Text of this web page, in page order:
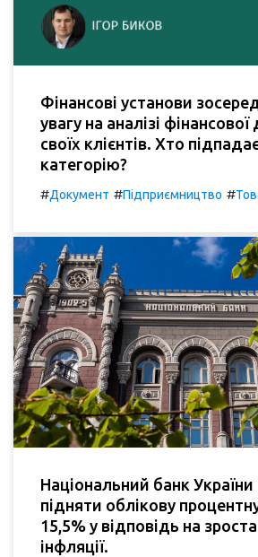
Фінансові установи
увагу на аналізі фінансової
своїх клієнтів. Хто
категорію?
#Документ #Підприємництво #
Національний банк
підняти облікову
15,5% у відповідь на
інфляції.